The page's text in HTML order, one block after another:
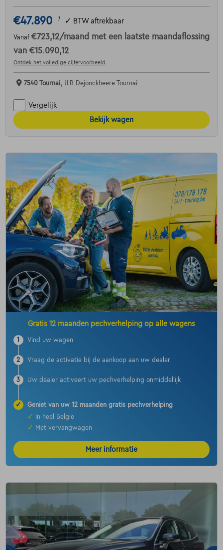
€47.890 1 ✓ BTW aftrekbaar
Vanaf €723,12/maand met een laatste maandaflossing
van €15.090,12
Ontdek het volledige cijfervoorbeeld
7540 Tournai, JLR Dejonckheere Tournai
Vergelijk
Bekijk wagen
Gratis 12 maanden pechverhelping op alle wagens
1 Vind uw wagen
2 Vraag de activatie bij de aankoop aan uw dealer
3 Uw dealer activeert uw pechverhelping onmiddellijk
✓
Geniet van uw 12 maanden gratis pechverhelping
✓
In heel België
✓
Met vervangwagen
Meer informatie